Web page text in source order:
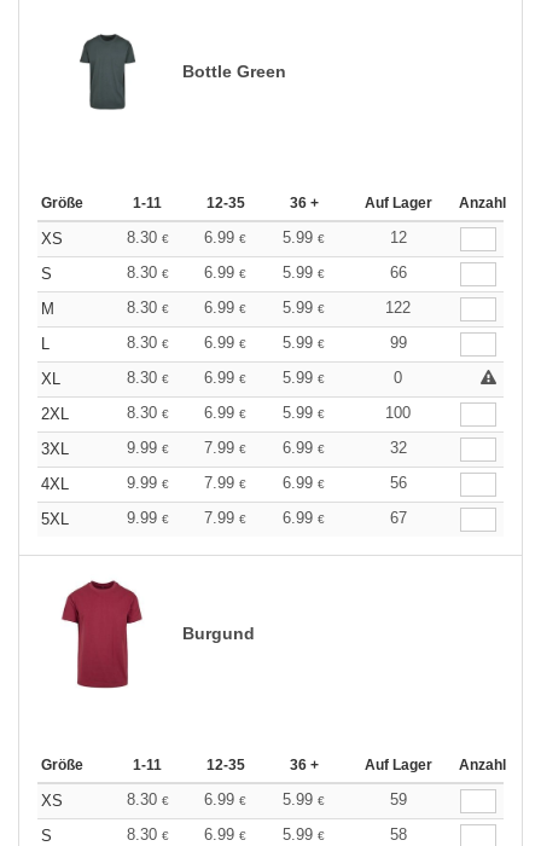
Bottle Green
Größe 1-11 12-35 36 + Auf Lager Anzahl
XS 8.30 € 6.99 € 5.99 €
12
S
8.30 € 6.99 € 5.99 €
66
M
8.30 € 6.99 € 5.99 €
122
8.30 € 6.99 € 5.99 €
99
XL
8.30 € 6.99 € 5.99 €
0
2XL
8.30 € 6.99 € 5.99 €
100
3XL
9.99 € 7.99 € 6.99 €
32
4XL
9.99 € 7.99 € 6.99 €
56
5XL
9.99 € 7.99 € 6.99 € 67
Burgund
Größe 1-11 12-35 36 + Auf Lager Anzahl
XS 8.30 € 6.99 € 5.99 €
59
S
8.30 € 6.99 € 5.99 €
58